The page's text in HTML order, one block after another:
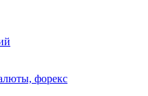
форекс